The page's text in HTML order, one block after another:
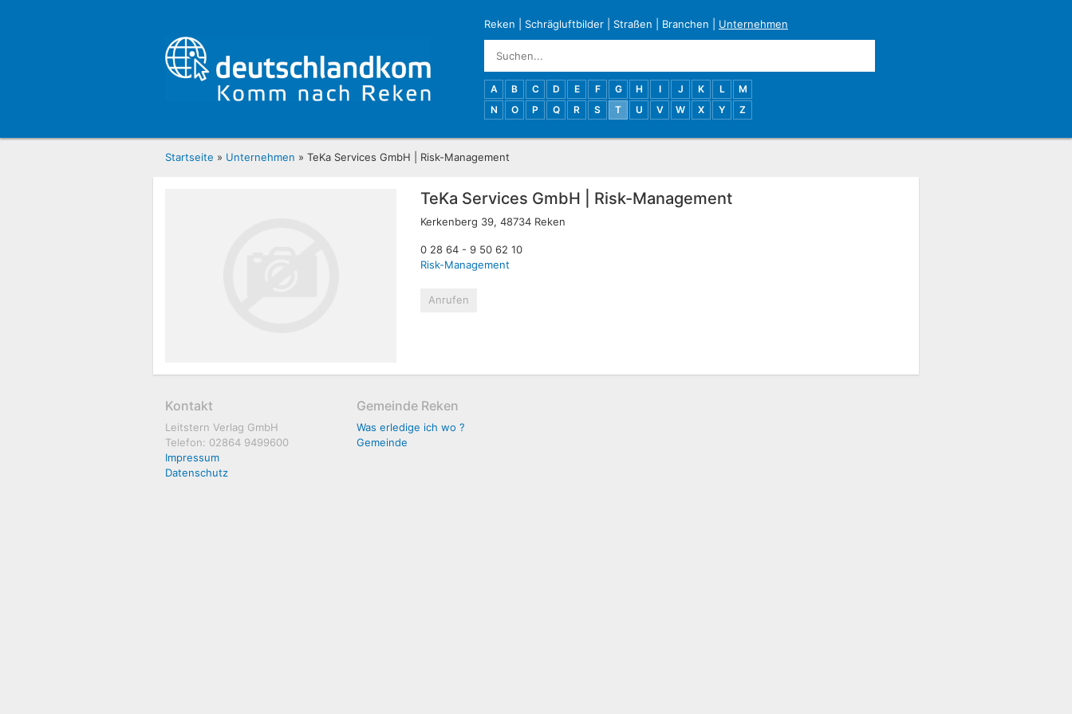
Reken Schrägluftbilder Straßen Branchen Unternehmen
A B C D E F G H I J K L
M
N
O P Q R S T U V W X Y Z
Startseite » Unternehmen » TeKa Services GmbH | Risk-Management
TeKa Services GmbH | Risk-Management
Kerkenberg 39, 48734 Reken
0 28 64 - 9 50 62 10
Risk-Management
Anrufen
Kontakt
Leitstern Verlag GmbH
Telefon: 02864 9499600
Impressum
Datenschutz
Gemeinde Reken
Was erledige ich wo ?
Gemeinde